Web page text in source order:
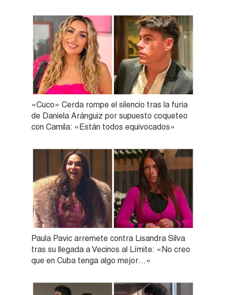
«Cuco» Cerda rompe el silencio tras la furia
de Daniela Aránguiz por supuesto coqueteo
con Camila: «Están todos equivocados»
Paula Pavic arremete contra Lisandra Silva
tras su llegada a Vecinos al Límite: «No creo
que en Cuba tenga algo mejor…»